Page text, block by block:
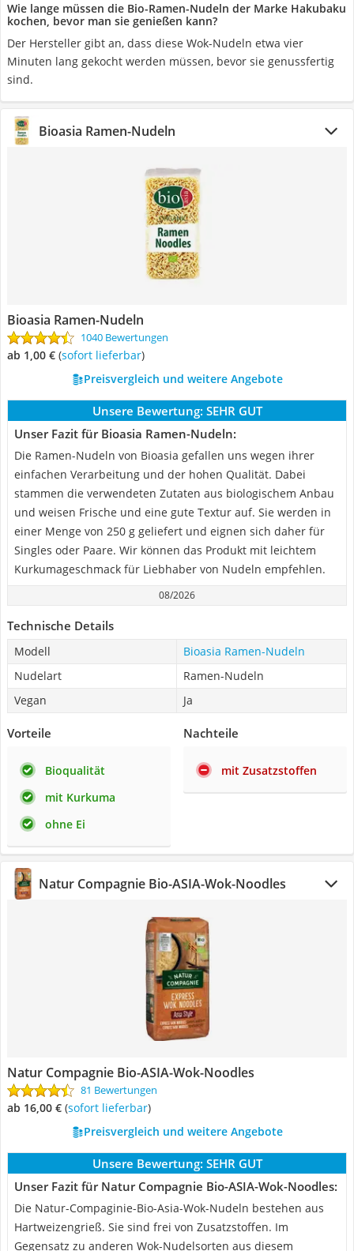
Wie lange müssen die Bio-Ramen-Nudeln der Marke Hakubaku
kochen, bevor man sie genießen kann?
Der Hersteller gibt an, dass diese Wok-Nudeln etwa vier
Minuten lang gekocht werden müssen, bevor sie genussfertig
sind.
Bioasia Ramen-Nudeln
Bioasia Ramen-Nudeln
1040 Bewertungen
ab 1,00 € ( Sofort lieferbar)
Preisvergleich und weitere Angebote
Unsere Bewertung: SEHR GUT
Unser Fazit für Bioasia Ramen-Nudeln:
Die Ramen-Nudeln von Bioasia gefallen uns wegen ihrer
einfachen Verarbeitung und der hohen Qualität. Dabei
stammen die verwendeten Zutaten aus biologischem Anbau
und weisen Frische und eine gute Textur auf. Sie werden in
einer Menge von 250 g geliefert und eignen sich daher für
Singles oder Paare. Wir können das Produkt mit leichtem
Kurkumageschmack für Liebhaber von Nudeln empfehlen.
08/2026
Technische Details
Modell
Bioasia Ramen-Nudeln
Nudelart
Ramen-Nudeln
Vegan
Ja
Vorteile
Bioqualität
mit Kurkuma
ohne Ei
Nachteile
mit Zusatzstoffen
Natur Compagnie Bio-ASIA-Wok-Noodles
Natur Compagnie Bio-ASIA-Wok-Noodles
81 Bewertungen
ab 16,00 € ( Sofort lieferbar)
Preisvergleich und weitere Angebote
Unsere Bewertung: SEHR GUT
Unser Fazit für Natur Compagnie Bio-ASIA-Wok-Noodles:
Die Natur-Compaginie-Bio-Asia-Wok-Nudeln bestehen aus
Hartweizengrieß. Sie sind frei von Zusatzstoffen. Im
Gegensatz zu anderen Wok-Nudelsorten aus diesem